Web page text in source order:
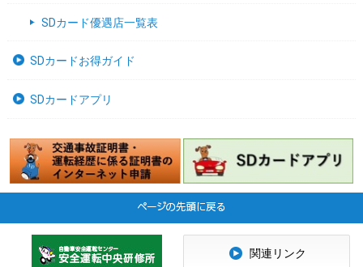
SDカード優遇店一覧表
SDカードお得ガイド
SDカードアプリ
関連リンク